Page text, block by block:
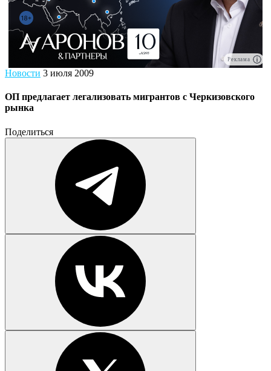
Реклама
Новости 3 июля 2009
ОП предлагает легализовать мигрантов с Черкизовского
рынка
Поделиться